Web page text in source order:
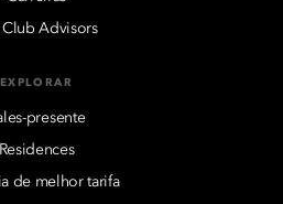
Club Advisors
EXPLORAR
presente
Residences
de melhor tarifa